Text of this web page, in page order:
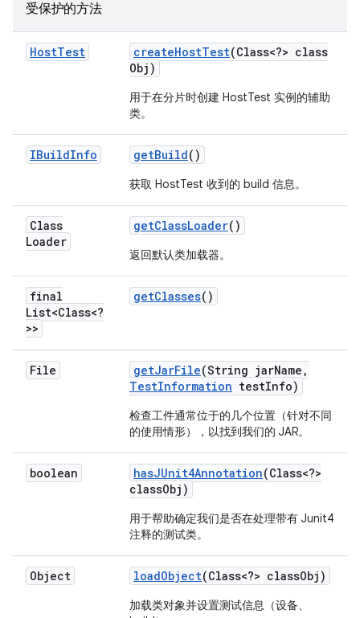
受保护的方法
HostTest createHostTest(Class<?> class
Obj)
用于在分片时创建 HostTest 实例的辅助
类。
IBuildInfo getBuild()
获取 HostTest 收到的 build 信息。
Class
Loader
getClassLoader()
返回默认类加载器。
final
List<Class<?
>>
getClasses()
File getJarFile(String jarName ,
TestInformation testInfo)
检查工件通常位于的几个位置（针对不同
的使用情形），以找到我们的 JAR。
boolean hasJUnit4Annotation(Class<?>
classObj)
用于帮助确定我们是否在处理带有 Junit4
注释的测试类。
Object loadObject(Class<?> classObj)
加载类对象并设置测试信息（设备、